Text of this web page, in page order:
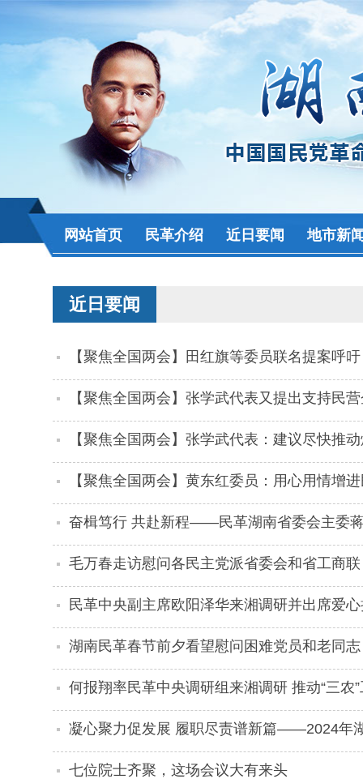
网站首页 民革介绍 近日要闻 地市新
近日要闻
【聚焦全国两会】田红旗等委员联名提案呼
项目建设
【聚焦全国两会】张学武代表又提出支持民
【聚焦全国两会】张学武代表：建议尽快推
【聚焦全国两会】黄东红委员：用心用情增
奋楫笃行 共赴新程——民革湖南省委会主委
毛万春走访慰问各民主党派省委会和省工商
出更多贡献
民革中央副主席欧阳泽华来湘调研并出席爱
湖南民革春节前夕看望慰问困难党员和老同志
何报翔率民革中央调研组来湘调研 推动“三农
凝心聚力促发展 履职尽责谱新篇——2024年
七位院士齐聚，这场会议大有来头